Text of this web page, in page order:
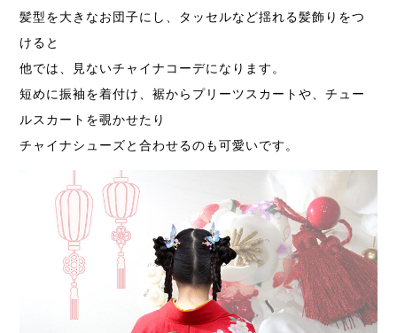
髪型を大きなお団子にし、タッセルなど揺れる髪飾りをつ
けると
他では、見ないチャイナコーデになります。
短めに振袖を着付け、裾からプリーツスカートや、チュー
ルスカートを覗かせたり
チャイナシューズと合わせるのも可愛いです。